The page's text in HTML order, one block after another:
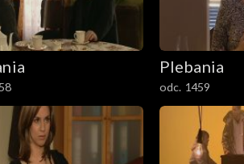
Plebania
odc. 1459